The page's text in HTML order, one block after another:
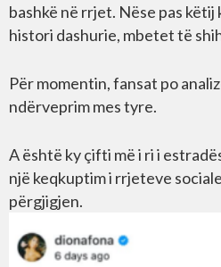
bashkë në rrjet. Nëse pas
histori dashurie, mbetet të
Për momentin, fansat po
ndërveprim mes tyre.
A është ky çifti më i ri i
një keqkuptim i rrjeteve
përgjigjen.